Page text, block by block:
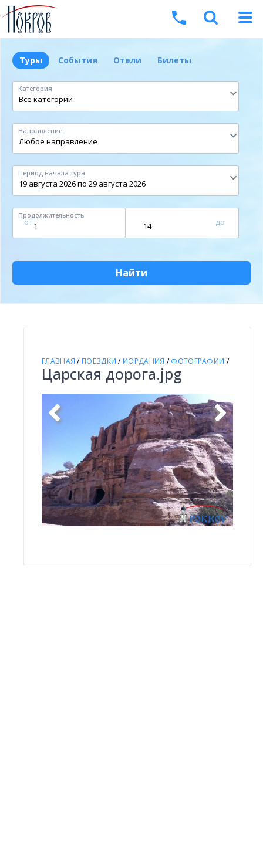
Туры События Отели Билеты
Категория
Направление
Период начала тура
Продолжительность
от до
Найти
ГЛАВНАЯ / ПОЕЗДКИ / ИОРДАНИЯ /ФОТОГРАФИИ /
Царская дорога.jpg